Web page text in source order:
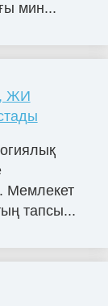
мин...
ЖИ
Мемлекет
тапсы...